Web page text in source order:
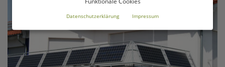
Datenschutzerklärung Impressum